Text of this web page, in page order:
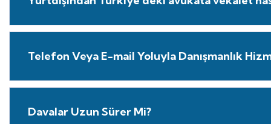
Telefon Veya E-mail Yoluyla Danışmanlık
Davalar Uzun Sürer Mi?